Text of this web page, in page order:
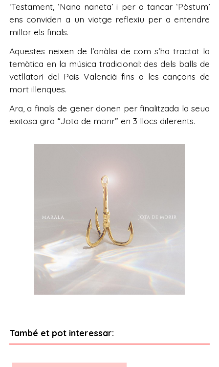
‘Testament, ‘Nana naneta’ i per a tancar ‘Pòstum’
ens conviden a un viatge reflexiu per a entendre
millor els finals.
Aquestes neixen de l’anàlisi de com s’ha tractat la
temàtica en la música tradicional: des dels balls de
vetllatori del País Valencià fins a les cançons de
mort illenques.
Ara, a finals de gener donen per finalitzada la seua
exitosa gira “Jota de morir” en 3 llocs diferents.
També et pot interessar: